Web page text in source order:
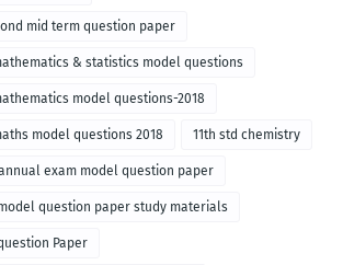
mid term question paper
& statistics model questions
model questions-2018
model questions 2018 11th std chemistry
exam model question paper
question paper study materials
Paper